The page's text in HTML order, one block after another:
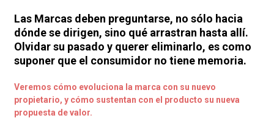
Las Marcas deben preguntarse, no sólo hacia
dónde se dirigen, sino qué arrastran hasta allí.
Olvidar su pasado y querer eliminarlo, es como
suponer que el consumidor no tiene memoria.
Veremos cómo evoluciona la marca con su nuevo
propietario, y cómo sustentan con el producto su nueva
propuesta de valor.